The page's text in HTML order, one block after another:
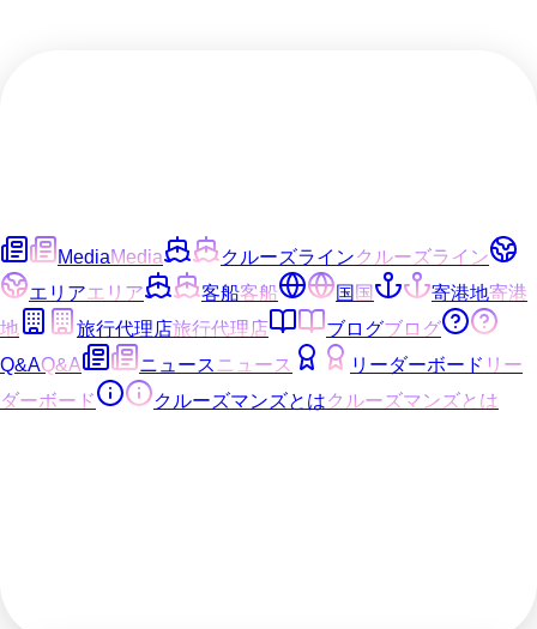
MediaMedia クルーズラインクルーズライン
エリアエリア 客船客船 国国 寄港地寄港
地
旅行代理店旅行代理店 ブログブログ
Q&AQ&A ニュース ニュース リーダーボード リー
ダーボード
クルーズマンズとはクルーズマンズとは